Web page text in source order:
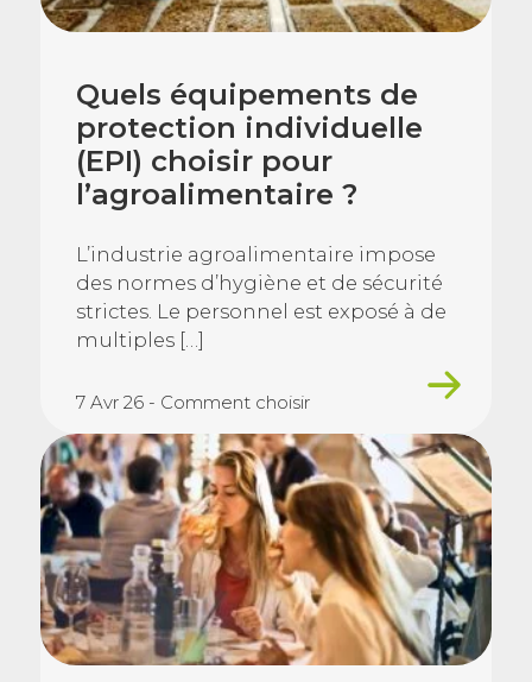
Quels équipements de
protection individuelle
(EPI) choisir pour
l’agroalimentaire ?
L’industrie agroalimentaire impose
des normes d’hygiène et de sécurité
strictes. Le personnel est exposé à de
multiples […]
7 Avr 26 - Comment choisir